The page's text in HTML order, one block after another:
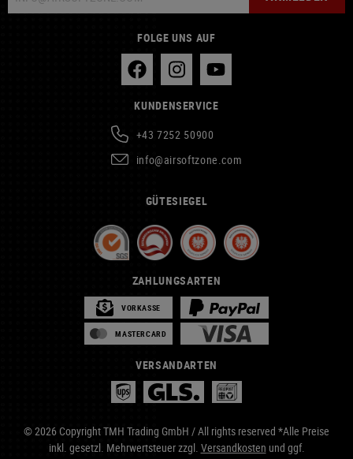
FOLGE UNS AUF
KUNDENSERVICE
+43 7252 50900
info@airsoftzone.com
GÜTESIEGEL
ZAHLUNGSARTEN
VORKASSE
MASTERCARD
VERSANDARTEN
© 2026 Copyright TMH Trading GmbH / All rights reserved *Alle Preise
inkl. gesetzl. Mehrwertsteuer zzgl. Versandkosten und ggf.